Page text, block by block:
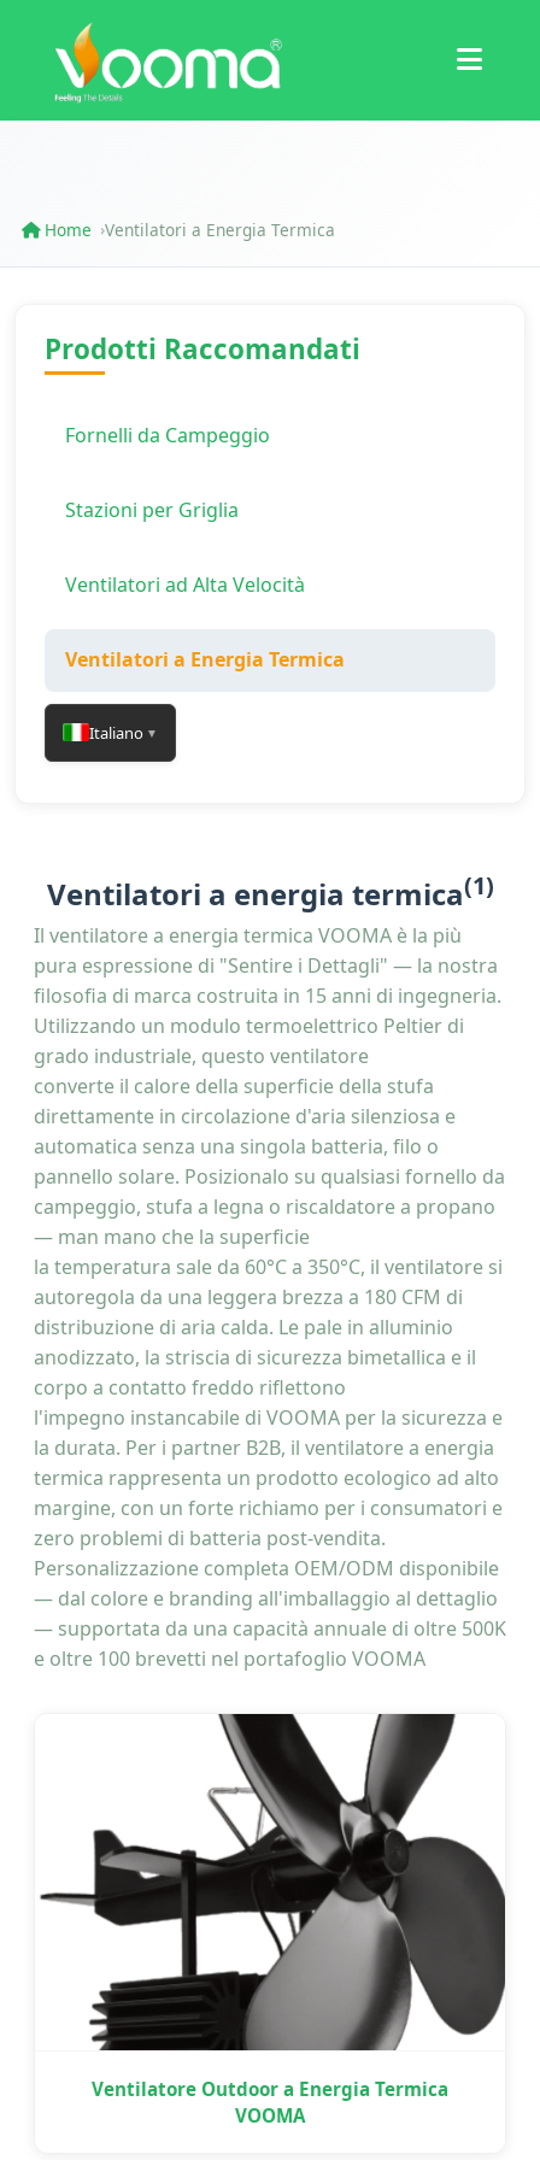
Certificazioni
Studio di Caso
Home ›Ventilatori a Energia Termica
Prodotti Raccomandati
Fornelli da Campeggio
Stazioni per Griglia
Ventilatori ad Alta Velocità
Ventilatori a Energia Termica
Italiano ▼
Ventilatori a energia termica(1)
Il ventilatore a energia termica VOOMA è la più
pura espressione di "Sentire i Dettagli" — la nostra
filosofia di marca costruita in 15 anni di ingegneria.
Utilizzando un modulo termoelettrico Peltier di
grado industriale, questo ventilatore
converte il calore della superficie della stufa
direttamente in circolazione d'aria silenziosa e
automatica senza una singola batteria, filo o
pannello solare. Posizionalo su qualsiasi fornello da
campeggio, stufa a legna o riscaldatore a propano
— man mano che la superficie
la temperatura sale da 60°C a 350°C, il ventilatore si
autoregola da una leggera brezza a 180 CFM di
distribuzione di aria calda. Le pale in alluminio
anodizzato, la striscia di sicurezza bimetallica e il
corpo a contatto freddo riflettono
l'impegno instancabile di VOOMA per la sicurezza e
la durata. Per i partner B2B, il ventilatore a energia
termica rappresenta un prodotto ecologico ad alto
margine, con un forte richiamo per i consumatori e
zero problemi di batteria post-vendita.
Personalizzazione completa OEM/ODM disponibile
— dal colore e branding all'imballaggio al dettaglio
— supportata da una capacità annuale di oltre 500K
e oltre 100 brevetti nel portafoglio VOOMA
Ventilatore Outdoor a Energia Termica
VOOMA